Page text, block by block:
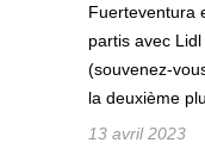
Fuerteventura
partis avec
(souvenez-
la deuxième
13 avril 2023